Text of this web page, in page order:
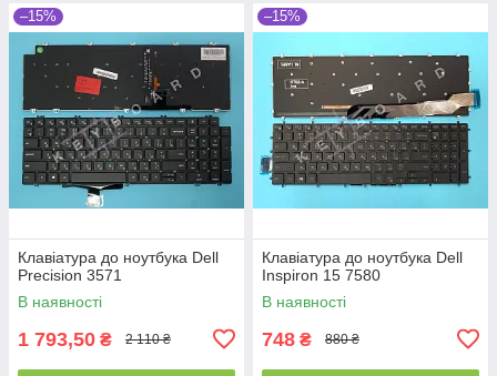
–15%
Клавіатура до ноутбука Dell
Precision 3571
В наявності
1 793,50 ₴ 2 110 ₴
–15%
Клавіатура до ноутбука Dell
Inspiron 15 7580
В наявності
748 ₴ 880 ₴